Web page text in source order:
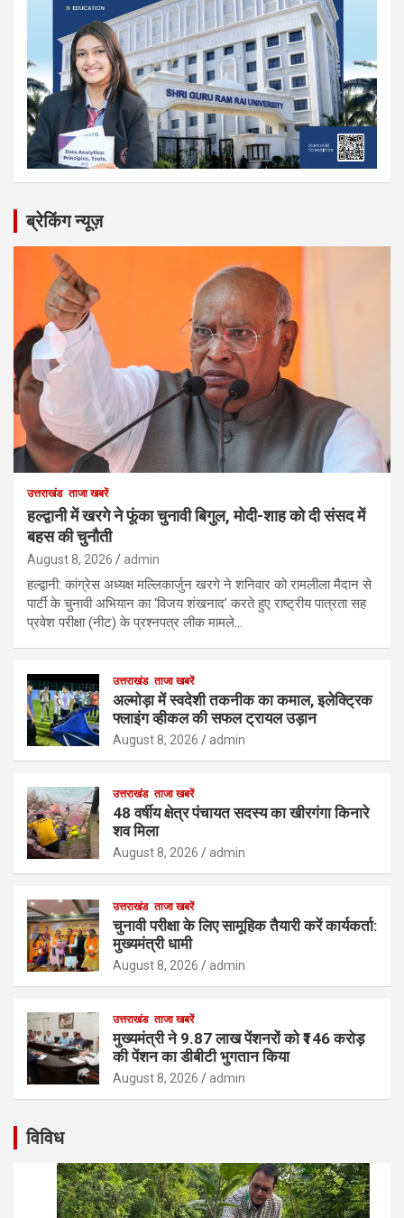
ब्रेकिंग न्यूज़
उत्तराखंड ताजा खबरें
हल्द्वानी में खरगे ने फूंका चुनावी बिगुल, मोदी-शाह को दी संसद में
बहस की चुनौती
August 8, 2026 admin
हल्द्वानी: कांग्रेस अध्यक्ष मल्लिकार्जुन खरगे ने शनिवार को रामलीला मैदान से
पार्टी के चुनावी अभियान का ‘विजय शंखनाद’ करते हुए राष्ट्रीय पात्रता सह
प्रवेश परीक्षा (नीट) के प्रश्नपत्र लीक मामले…
उत्तराखंड ताजा खबरें
अल्मोड़ा में स्वदेशी तकनीक का कमाल, इलेक्ट्रिक
फ्लाइंग व्हीकल की सफल ट्रायल उड़ान
August 8, 2026 admin
उत्तराखंड ताजा खबरें
48 वर्षीय क्षेत्र पंचायत सदस्य का खीरगंगा किनारे
शव मिला
August 8, 2026 admin
उत्तराखंड ताजा खबरें
चुनावी परीक्षा के लिए सामूहिक तैयारी करें कार्यकर्ता:
मुख्यमंत्री धामी
August 8, 2026 admin
उत्तराखंड ताजा खबरें
मुख्यमंत्री ने 9.87 लाख पेंशनरों को ₹146 करोड़
की पेंशन का डीबीटी भुगतान किया
August 8, 2026 admin
विविध